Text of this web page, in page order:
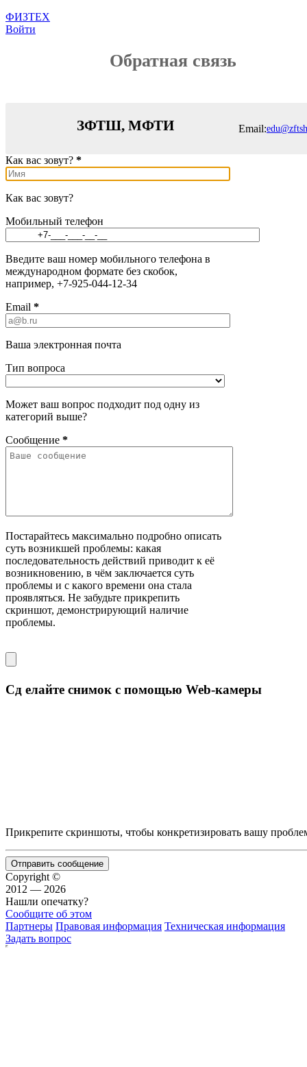
ФИЗТЕХ
Войти
Обратная связь
Как вас зовут? *
Как вас зовут?
Мобильный телефон
Введите ваш номер мобильного телефона в
международном формате без скобок,
например, +7-925-044-12-34
Email *
Ваша электронная почта
Тип вопроса
Может ваш вопрос подходит под одну из
категорий выше?
Сообщение *
Постарайтесь максимально подробно описать
суть возникшей проблемы: какая
последовательность действий приводит к её
возникновению, в чём заключается суть
проблемы и с какого времени она стала
проявляться. Не забудьте прикрепить
скриншот, демонстрирующий наличие
проблемы.
Сд елайте снимок с помощью Web-камеры
Прикрепите скриншоты, чтобы конкретизировать вашу
Отправить сообщение
ЗФТШ, МФТИ Email:
Copyright ©
2012 — 2026
Нашли опечатку?
Сообщите об этом
Партнеры Правовая информация Техническая информация
Задать вопрос